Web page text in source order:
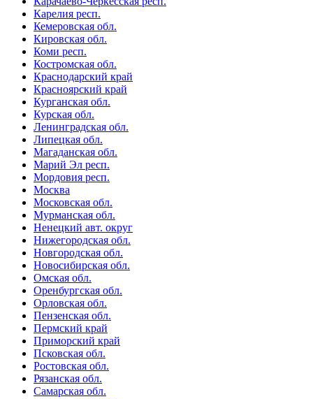
Карелия респ.
Кемеровская обл.
Кировская обл.
Коми респ.
Костромская обл.
Краснодарский край
Красноярский край
Курганская обл.
Курская обл.
Ленинградская обл.
Липецкая обл.
Магаданская обл.
Марий Эл респ.
Мордовия респ.
Москва
Московская обл.
Мурманская обл.
Ненецкий авт. округ
Нижегородская обл.
Новгородская обл.
Новосибирская обл.
Омская обл.
Оренбургская обл.
Орловская обл.
Пензенская обл.
Пермский край
Приморский край
Псковская обл.
Ростовская обл.
Рязанская обл.
Самарская обл.